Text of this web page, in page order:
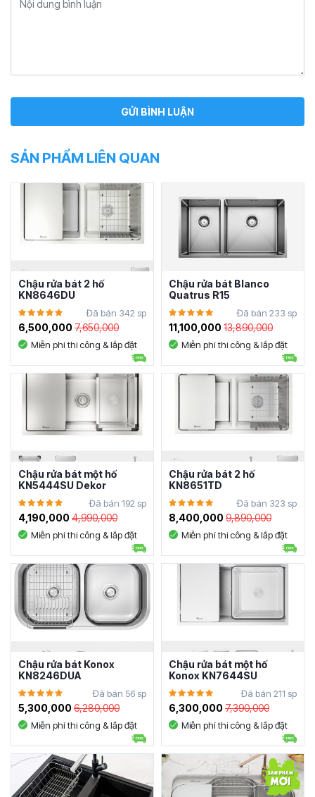
SẢN PHẨM LIÊN QUAN
Chậu rửa bát 2 hố
KN8646DU
Đã bán 342 sp
6,500,0007,650,000
Miễn phí thi công & lắp đặt
Chậu rửa bát Blanco
Quatrus R15
Đã bán 233 sp
11,100,00013,890,000
Miễn phí thi công & lắp đặt
Chậu rửa bát một hố
KN5444SU Dekor
Đã bán 192 sp
4,190,0004,990,000
Miễn phí thi công & lắp đặt
Chậu rửa bát 2 hố
KN8651TD
Đã bán 323 sp
8,400,0009,890,000
Miễn phí thi công & lắp đặt
Chậu rửa bát Konox
KN8246DUA
Đã bán 56 sp
5,300,0006,280,000
Miễn phí thi công & lắp đặt
Chậu rửa bát một hố
Konox KN7644SU
Đã bán 211 sp
6,300,0007,390,000
Miễn phí thi công & lắp đặt